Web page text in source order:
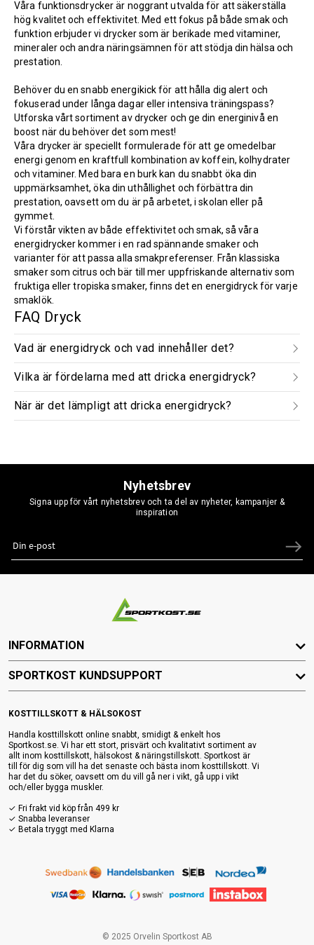
Våra funktionsdrycker är noggrant utvalda för att säkerställa
hög kvalitet och effektivitet. Med ett fokus på både smak och
funktion erbjuder vi drycker som är berikade med vitaminer,
mineraler och andra näringsämnen för att stödja din hälsa och
prestation.
Behöver du en snabb energikick för att hålla dig alert och
fokuserad under långa dagar eller intensiva träningspass?
Utforska vårt sortiment av drycker och ge din energinivå en
boost när du behöver det som mest!
Våra drycker är speciellt formulerade för att ge omedelbar
energi genom en kraftfull kombination av koffein, kolhydrater
och vitaminer. Med bara en burk kan du snabbt öka din
uppmärksamhet, öka din uthållighet och förbättra din
prestation, oavsett om du är på arbetet, i skolan eller på
gymmet.
Vi förstår vikten av både effektivitet och smak, så våra
energidrycker kommer i en rad spännande smaker och
varianter för att passa alla smakpreferenser. Från klassiska
smaker som citrus och bär till mer uppfriskande alternativ som
fruktiga eller tropiska smaker, finns det en energidryck för varje
smaklök.
FAQ Dryck
Vad är energidryck och vad innehåller det?
Vilka är fördelarna med att dricka energidryck?
När är det lämpligt att dricka energidryck?
Nyhetsbrev
Signa upp för vårt nyhetsbrev och ta del av nyheter, kampanjer &
inspiration
KOSTTILLSKOTT & HÄLSOKOST
Handla kosttillskott online snabbt, smidigt & enkelt hos
Sportkost.se. Vi har ett stort, prisvärt och kvalitativt sortiment av
allt inom kosttillskott, hälsokost & näringstillskott. Sportkost är
till för dig som vill ha det senaste och bästa inom kosttillskott. Vi
har det du söker, oavsett om du vill gå ner i vikt, gå upp i vikt
och/eller bygga muskler.
✓ Fri frakt vid köp från 499 kr
✓ Snabba leveranser
✓ Betala tryggt med Klarna
INFORMATION
SPORTKOST KUNDSUPPORT
© 2025 Orvelin Sportkost AB